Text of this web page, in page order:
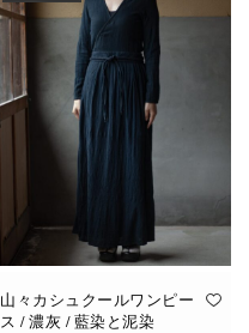
山々カシュクールワンピー
ス / 濃灰 / 藍染と泥染